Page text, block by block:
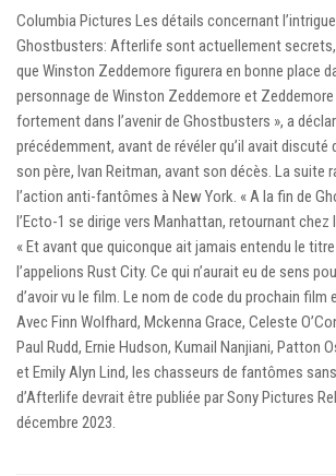
Columbia Pictures Les détails concernant
Ghostbusters: Afterlife sont actuellement secrets,
que Winston Zeddemore figurera en bonne place
personnage de Winston Zeddemore et
fortement dans l’avenir de Ghostbusters », a
précédemment, avant de révéler qu’il avait discuté
son père, Ivan Reitman, avant son décès. La suite
l’action anti-fantômes à New York. « A la fin de
l’Ecto-1 se dirige vers Manhattan, retournant chez
« Et avant que quiconque ait jamais entendu le
l’appelions Rust City. Ce qui n’aurait eu de sens
d’avoir vu le film. Le nom de code du prochain film
Avec Finn Wolfhard, Mckenna Grace, Celeste
Paul Rudd, Ernie Hudson, Kumail Nanjiani, Patton
et Emily Alyn Lind, les chasseurs de fantômes
d’Afterlife devrait être publiée par Sony Pictures
décembre 2023.